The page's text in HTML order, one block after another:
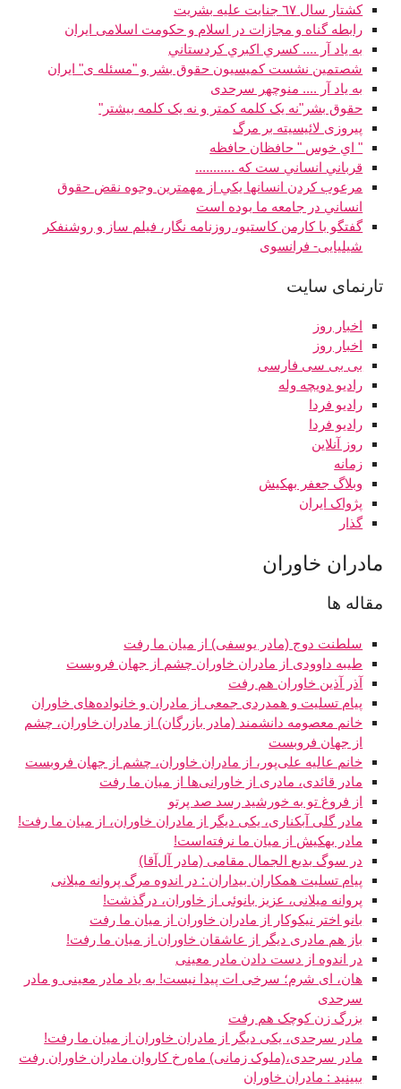
كشتار سال ٦٧ جنايت عليه بشريت
رابطه گناه و مجازات در اسلام و حكومت اسلامى ايران
به ياد آر .... کسري اکبري کردستاني
شصتمين نشست کميسيون حقوق بشر و "مسئله ی" ايران
به ياد آر .... منوچهر سرحدی
حقوق بشر"نه يک کلمه کمتر و نه يک کلمه بيشتر"
پيروزی لائيسيته بر مرگ
" اي خوس " حافظان حافظه
قرباني انساني ست که ...........
مرعوب كردن انسانها يكي از مهمترين وجوه نقض حقوق
انساني در جامعه ما بوده است
گفتگو با کارمن کاستیو، روزنامه نگار، فیلم ساز و روشنفکر
شیلیایی- فرانسوی
تارنماى سايت
اخبار روز
اخبار روز
بی بی سی فارسی
رادیو دویچه‌ وله
رادیو فردا
رادیو فردا
روز آنلاین
زمانه
وبلاگ جعفر بهکیش
پژواک ایران
گذار
مادران خاوران
مقاله ها
سلطنت دوج (مادر یوسفی) از میان ما رفت
طیبه داوودی از مادران خاوران چشم از جهان فروبست
آذر آذین خاوران هم رفت
پیام تسلیت و همدردی جمعی از مادران و خانواده‌های خاوران
خانم معصومه دانشمند (مادر بازرگان) از مادران خاوران، چشم
از جهان فروبست
خانم عالیه علی‌پور، از مادران خاوران، چشم از جهان فروبست
مادر قائدی، مادری از خاورانی‌ها از میان ما رفت
از فروغ تو به خورشید رسد صد پرتو
مادر گلی آبکناری، یکی دیگر از مادران خاوران، از میان ما رفت!
مادر بهکیش از میان ما نرفته‌است!
در سوگ بدیع الجمال مقامی (مادر آل‌آقا)
پیام تسلیت همکاران بیداران : در اندوه مرگ پروانه میلانی
پروانه میلانی، عزیز بانوئی از خاوران، درگذشت!
بانو اختر نیکوکار از مادران خاوران از میان ما رفت
باز هم مادری دیگر از عاشقان خاوران از میان ما رفت!
در اندوه از دست دادن مادر معینی
هان، ای شرم؛ سرخی ات پیدا نیست! به یاد مادر معینی و مادر
سرحدی
بزرگ زن کوچک هم رفت
مادر سرحدی، یکی دیگر از مادران خاوران از میان ما رفت!
مادر سرحدی،(ملوک زمانی) ماه‌رخ کاروان مادران خاوران رفت
ببینید : مادران خاوران